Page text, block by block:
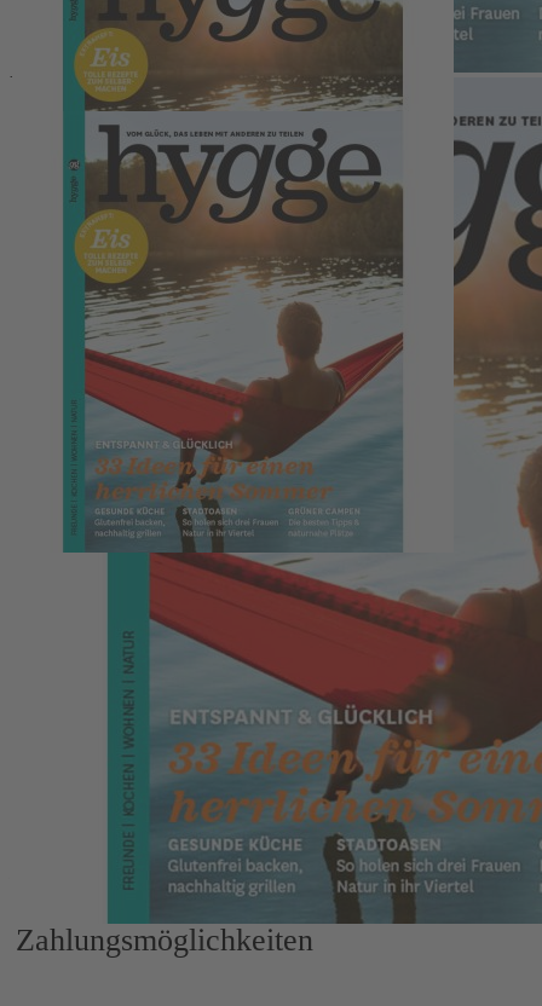
hygge 25 (04/2021)
hygge
inkl. MwSt.
Zum Warenkorb hinzufügen
Zur Wunschliste hinzufügen
Sofort lieferbar
Entspannt & glücklich – 33 Ideen für einen herrlichen Sommer
Beschreibung
GESUNDE KÜCHE: Glutenfrei backen, nachhaltig grillen
STADTOASEN: So holen sich drei Frauen Natur in ihr Viertel
GRÜNER CAMPEN: Die besten Tipps & naturnahe Plätze
EXTRAHEFT: Eis – tolle Rezepte zum Selbermachen
Kontakt
Leserservice der DMM Verlagsgruppe
Hülsebrockstr. 2 - 8
48165 Münster
02501 / 801 - 4493
Mo. - Fr. 8 - 18 Uhr + Sa. 8 - 13 Uhr
EU-Online-Plattform zur alternativen Streitbeilegung: ec.europa.eu/consumers/odr
Zahlungsmöglichkeiten